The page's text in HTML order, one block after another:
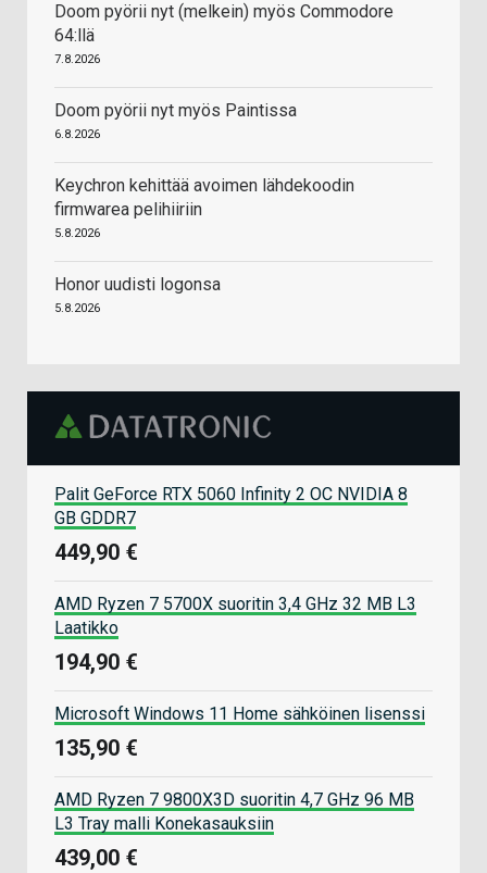
Doom pyörii nyt (melkein) myös Commodore
64:llä
7.8.2026
Doom pyörii nyt myös Paintissa
6.8.2026
Keychron kehittää avoimen lähdekoodin
firmwarea pelihiiriin
5.8.2026
Honor uudisti logonsa
5.8.2026
Palit GeForce RTX 5060 Infinity 2 OC NVIDIA 8
GB GDDR7
449,90 €
AMD Ryzen 7 5700X suoritin 3,4 GHz 32 MB L3
Laatikko
194,90 €
Microsoft Windows 11 Home sähköinen lisenssi
135,90 €
AMD Ryzen 7 9800X3D suoritin 4,7 GHz 96 MB
L3 Tray malli Konekasauksiin
439,00 €